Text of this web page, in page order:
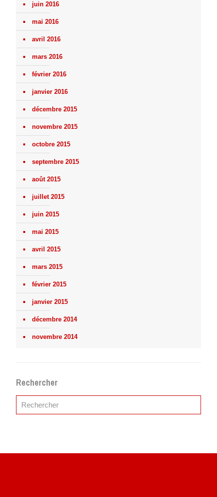
juin 2016
mai 2016
avril 2016
mars 2016
février 2016
janvier 2016
décembre 2015
novembre 2015
octobre 2015
septembre 2015
août 2015
juillet 2015
juin 2015
mai 2015
avril 2015
mars 2015
février 2015
janvier 2015
décembre 2014
novembre 2014
Rechercher